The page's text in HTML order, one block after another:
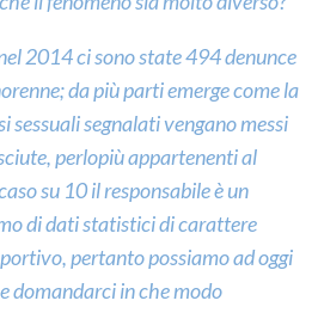
2014 ci sono state 494 denunce
da più parti emerge come la
sessuali segnalati vengano messi
perlopiù appartenenti al
su 10 il responsabile è un
di dati statistici di carattere
pertanto possiamo ad oggi
domandarci in che modo